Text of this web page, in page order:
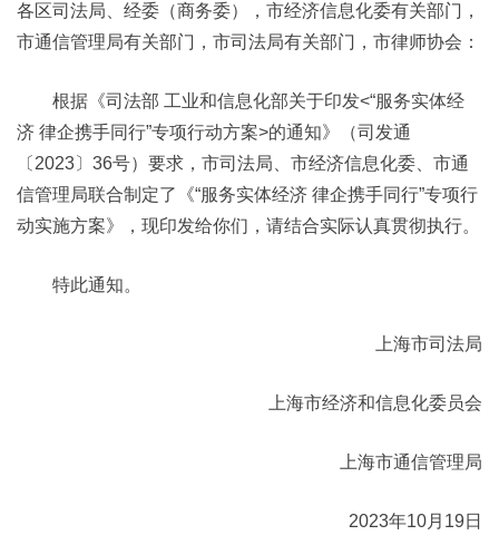
各区司法局、经委（商务委），市经济信息化委有关部门，
市通信管理局有关部门，市司法局有关部门，市律师协会：
根据《司法部 工业和信息化部关于印发<“服务实体经
济 律企携手同行”专项行动方案>的通知》（司发通
〔2023〕36号）要求，市司法局、市经济信息化委、市通
信管理局联合制定了《“服务实体经济 律企携手同行”专项行
动实施方案》，现印发给你们，请结合实际认真贯彻执行。
特此通知。
上海市司法局
上海市经济和信息化委员会
上海市通信管理局
2023年10月19日